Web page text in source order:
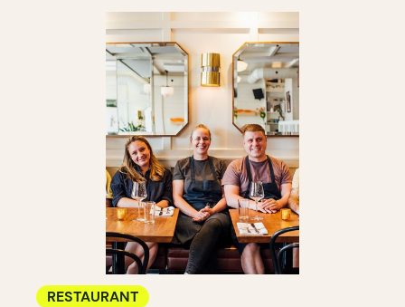
RESTAURANT